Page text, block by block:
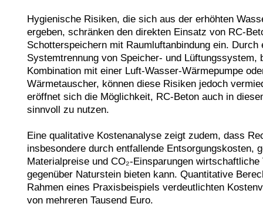
Hygienische Risiken, die sich aus der erhöhten
ergeben, schränken den direkten Einsatz von RC-
Schotterspeichern mit Raumluftanbindung ein. Durch
Systemtrennung von Speicher- und Lüftungssystem,
Kombination mit einer Luft-Wasser-Wärmepumpe
Wärmetauscher, können diese Risiken jedoch
eröffnet sich die Möglichkeit, RC-Beton auch in
sinnvoll zu nutzen.
Eine qualitative Kostenanalyse zeigt zudem, dass
insbesondere durch entfallende Entsorgungskosten,
Materialpreise und CO₂-Einsparungen wirtschaftliche
gegenüber Naturstein bieten kann. Quantitative
Rahmen eines Praxisbeispiels verdeutlichten
von mehreren Tausend Euro.